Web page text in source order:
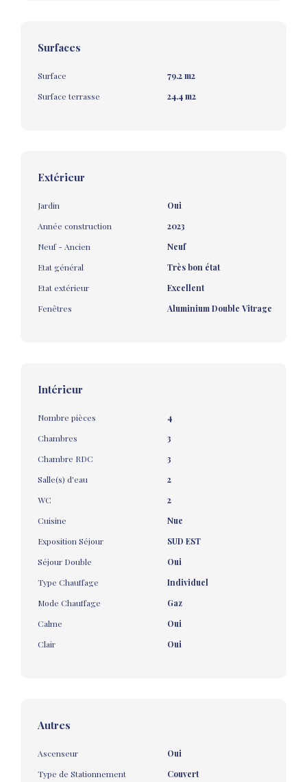
Surfaces
Surface
79.2 m2
Surface terrasse
24.4 m2
Extérieur
Jardin
Oui
Année construction
2023
Neuf - Ancien
Neuf
Etat général
Très bon état
Etat extérieur
Excellent
Fenêtres
Aluminium Double Vitrage
Intérieur
Nombre pièces
4
Chambres
3
Chambre RDC
3
Salle(s) d'eau
2
WC
2
Cuisine
Nue
Exposition Séjour
SUD EST
Séjour Double
Oui
Type Chauffage
Individuel
Mode Chauffage
Gaz
Calme
Oui
Clair
Oui
Autres
Ascenseur
Oui
Type de Stationnement
Couvert